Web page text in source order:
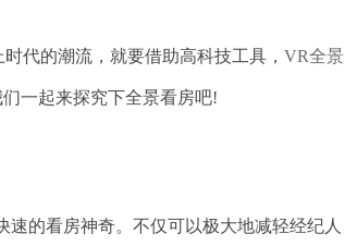
代的潮流，就要借助高科技工具， VR全景
一起来探究下全景看房吧!
的看房神奇。不仅可以极大地减轻经纪人